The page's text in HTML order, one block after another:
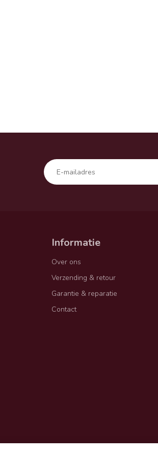
Informatie
Over ons
Verzending & retour
Garantie & reparatie
Contact